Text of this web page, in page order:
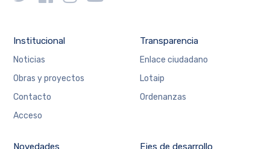
Institucional
Noticias
Obras y proyectos
Contacto
Acceso
Transparencia
Enlace ciudadano
Lotaip
Ordenanzas